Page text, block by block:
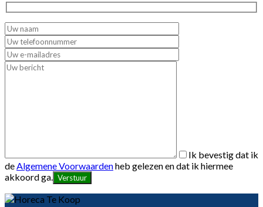
Ik bevestig dat ik
deAlgemene Voorwaardenheb gelezen en dat ik hiermee
akkoord ga.